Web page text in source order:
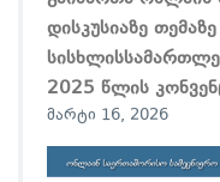
დისკუსიაზე
2025 წლის
მარტი 16, 2026